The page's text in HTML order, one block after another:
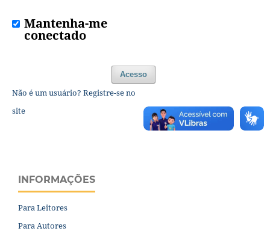
Mantenha-me
conectado
Acesso
Não é um usuário? Registre-se no
site
INFORMAÇÕES
Para Leitores
Para Autores